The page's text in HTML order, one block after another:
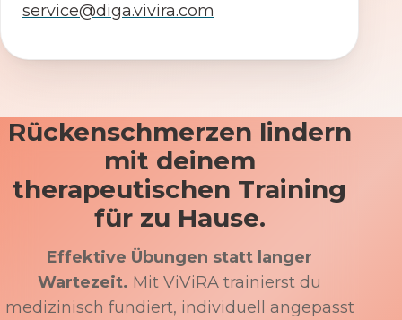
service@diga.vivira.com
Rückenschmerzen lindern
mit deinem
therapeutischen Training
für zu Hause.
Effektive Übungen statt langer
Wartezeit. Mit ViViRA trainierst du
medizinisch fundiert, individuell angepasst